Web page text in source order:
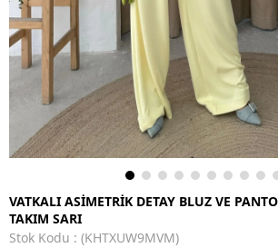
VATKALI ASİMETRİK DETAY BLUZ VE
TAKIM SARI
Stok Kodu
(KHTXUW9MVM)